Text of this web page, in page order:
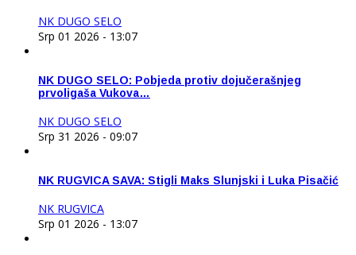
NK DUGO SELO
Srp 01 2026 - 13:07
NK DUGO SELO: Pobjeda protiv dojučerašnjeg
prvoligaša Vukova…
NK DUGO SELO
Srp 31 2026 - 09:07
NK RUGVICA SAVA: Stigli Maks Slunjski i Luka Pisačić
NK RUGVICA
Srp 01 2026 - 13:07